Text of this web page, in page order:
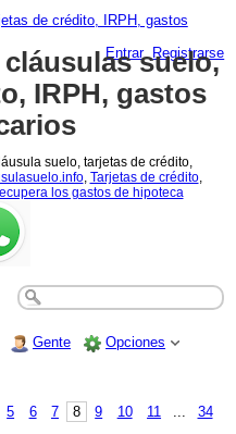
de crédito, IRPH, gastos
Entrar
Registrarse
suelo,
IRPH, gastos
suelo, tarjetas de crédito,
, Tarjetas de crédito,
los gastos de hipoteca
Gente Opciones
5 6 7 8 9 10 11 34